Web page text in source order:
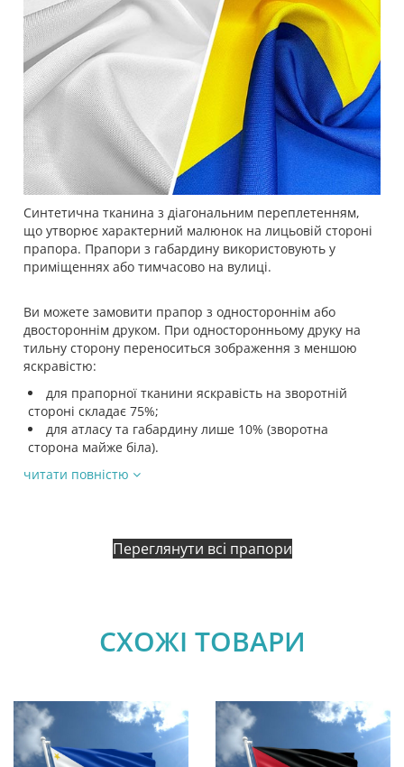
Синтетична тканина з діагональним переплетенням,
що утворює характерний малюнок на лицьовій стороні
прапора. Прапори з габардину використовують у
приміщеннях або тимчасово на вулиці.
Ви можете замовити прапор з одностороннім або
двостороннім друком. При односторонньому друку на
тильну сторону переноситься зображення з меншою
яскравістю:
для прапорної тканини яскравість на зворотній
стороні складає 75%;
для атласу та габардину лише 10% (зворотна
сторона майже біла).
читати повністю
Переглянути всі прапори
СХОЖІ ТОВАРИ